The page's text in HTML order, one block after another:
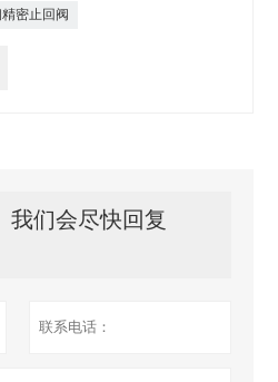
密止回阀
我们会尽快回复